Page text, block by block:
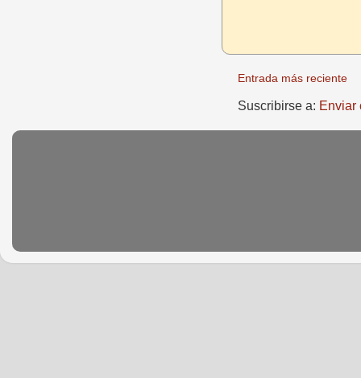
Entrada más reciente
Suscribirse a: Enviar